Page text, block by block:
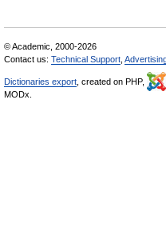
© Academic, 2000-2026
Contact us: Technical Support
Dictionaries export , created on PHP,
MODx.